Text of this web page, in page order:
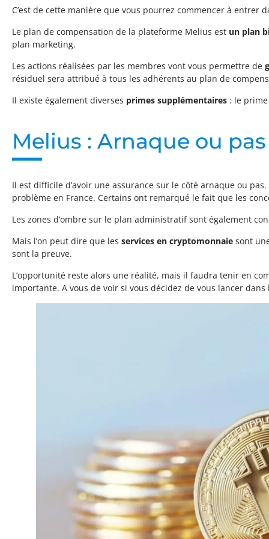
C’est de cette manière que vous pourrez commencer à entrer
Le plan de compensation de la plateforme Melius est un plan
plan marketing.
Les actions réalisées par les membres vont vous permettre de
résiduel sera attribué à tous les adhérents au plan de
Il existe également diverses primes supplémentaires : le
Melius : Arnaque ou
Il est difficile d’avoir une assurance sur le côté arnaque ou
problème en France. Certains ont remarqué le fait que les
Les zones d’ombre sur le plan administratif sont également
Mais l’on peut dire que les services en cryptomonnaie sont
sont la preuve.
L’opportunité reste alors une réalité, mais il faudra tenir en
importante. A vous de voir si vous décidez de vous lancer dans